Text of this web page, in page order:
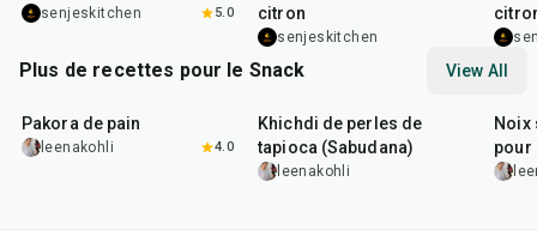
senjeskitchen 5.0
citron
senjeskitchen
Plus de recettes pour le Snack View All
Pakora de pain
leenakohli 4.0
Khichdi de perles de
tapioca (Sabudana)
leenakohli
Noix
pour